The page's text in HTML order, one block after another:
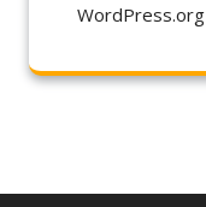
WordPress.org